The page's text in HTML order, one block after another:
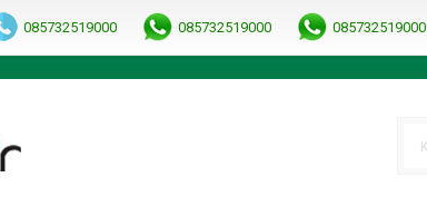
A
085732519000 085732519000 085732519000